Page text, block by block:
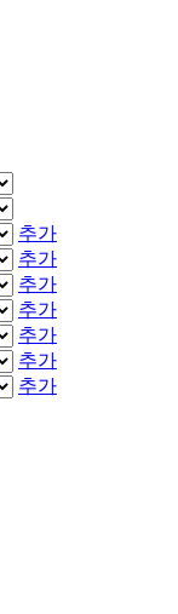
추가
추가
추가
추가
추가
추가
추가